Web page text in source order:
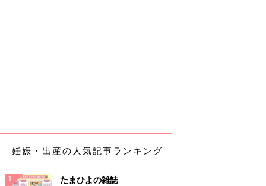
妊娠・出産の人気記事ランキング
たまひよの雑誌